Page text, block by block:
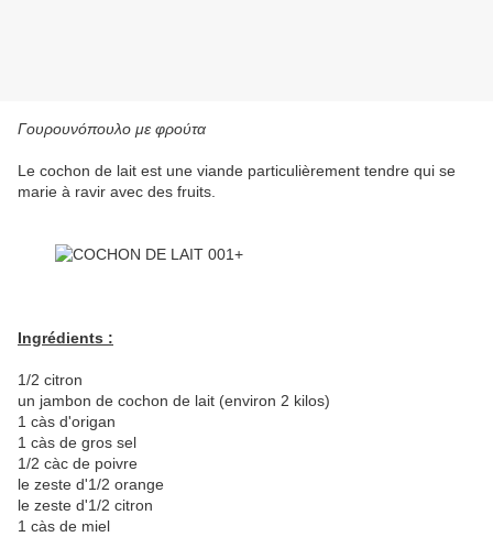
Γουρουνόπουλο με φρούτα
Le cochon de lait est une viande particulièrement tendre qui se
marie à ravir avec des fruits.
Ingrédients :
1/2 citron
un jambon de cochon de lait (environ 2 kilos)
1 càs d'origan
1 càs de gros sel
1/2 càc de poivre
le zeste d'1/2 orange
le zeste d'1/2 citron
1 càs de miel